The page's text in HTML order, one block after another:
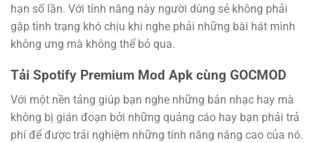
hạn số lần. Với tính năng này người dùng sẻ không phải
gặp tình trạng khó chịu khi nghe phải những bài hát mình
không ưng mà không thể bỏ qua.
Tải Spotify Premium Mod Apk cùng GOCMOD
Với một nền tảng giúp bạn nghe những bản nhạc hay mà
không bị gián đoạn bởi những quảng cáo hay bạn phải trả
phí để được trải nghiệm những tính năng nâng cao của nó.